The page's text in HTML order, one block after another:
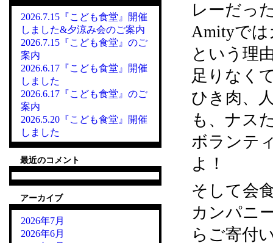
レーだっ
Amityでは
という理
足りなく
ひき肉、
も、ナス
ボランテ
よ！
そして会
カンパニ
らご寄付
2026.7.15『こども食堂』開催
しました&夕涼み会のご案内
2026.7.15『こども食堂』のご
案内
2026.6.17『こども食堂』開催
しました
2026.6.17『こども食堂』のご
案内
2026.5.20『こども食堂』開催
しました
最近のコメント
アーカイブ
2026年7月
2026年6月